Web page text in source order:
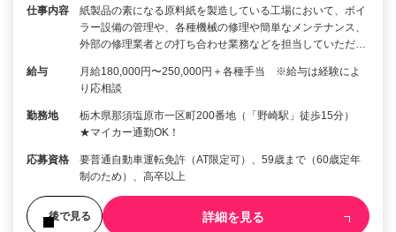
仕事内容
紙製品の素になる原料紙を製造している工場において、ボイ
ラー設備の管理や、各種機械の修理や簡単なメンテナンス、
外部の修理業者との打ち合わせ業務などを担当していただ…
給与
月給180,000円〜250,000円＋各種手当 ※給与は経験によ
り応相談
勤務地
栃木県那須塩原市一区町200番地（「野崎駅」徒歩15分）
★マイカー通勤OK！
応募資格
要普通自動車運転免許（AT限定可）、59歳まで（60歳定年
制のため）、高卒以上
後で見る 詳細を見る